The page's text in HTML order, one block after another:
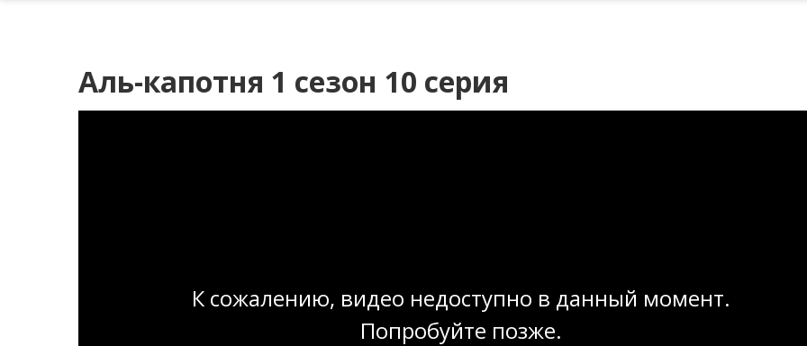
Аль-капотня 1 сезон 10 серия
К сожалению, видео недоступно в данный момент.
Попробуйте позже.